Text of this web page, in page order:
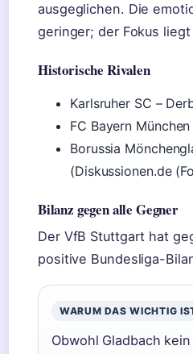
ausgeglichen. Die
geringer; der Fokus
Historische Rivalen
Karlsruher SC –
FC Bayern
Borussia
(Diskussionen.de
Bilanz gegen alle Gegner
Der VfB Stuttgart hat
positive Bundesliga-
WARUM DAS WICHTIG
Obwohl Gladbach